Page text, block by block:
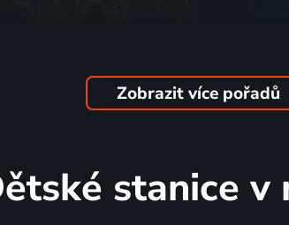
Jak
63%
Zobrazit více pořadů
stanice v